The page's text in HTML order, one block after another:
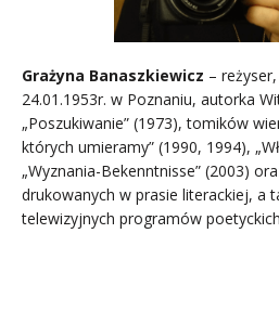
Grażyna Banaszkiewicz –
24.01.1953r. w Poznaniu, autorka
„Poszukiwanie” (1973), tomików
których umieramy” (1990, 1994),
„Wyznania-Bekenntnisse” (2003)
drukowanych w prasie literackiej, a
telewizyjnych programów